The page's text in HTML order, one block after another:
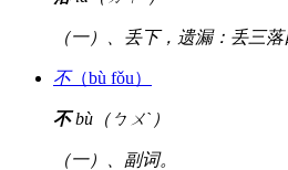
（一）、丢下，遗漏：丢三落
不（bù fǒu）
不bù（ㄅㄨˋ）
（一）、副词。